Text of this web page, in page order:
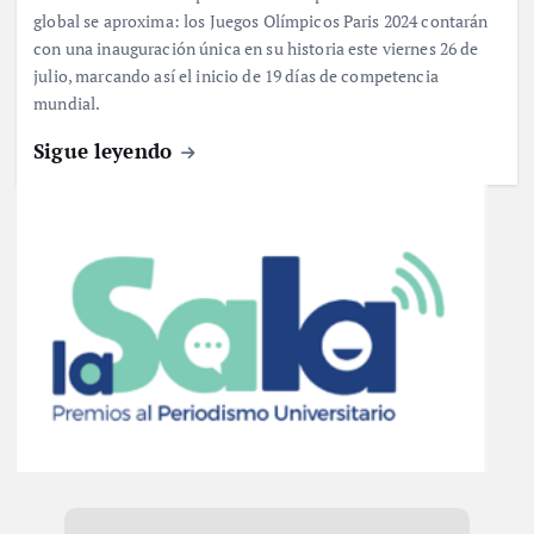
global se aproxima: los Juegos Olímpicos Paris 2024 contarán
con una inauguración única en su historia este viernes 26 de
julio, marcando así el inicio de 19 días de competencia
mundial.
Sigue leyendo